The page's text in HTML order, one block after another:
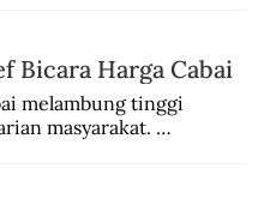
Bicara Harga Cabai
melambung tinggi
masyarakat.